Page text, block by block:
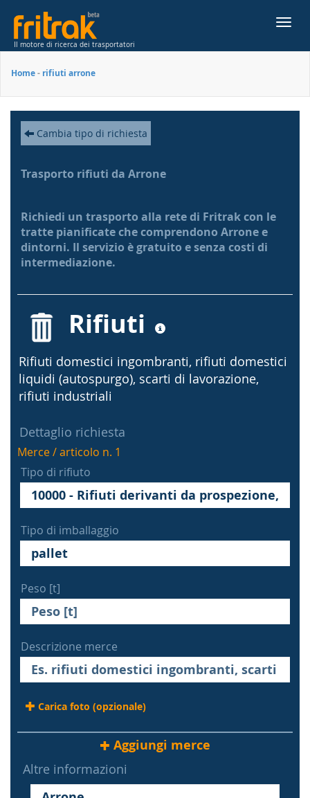
Il motore di ricerca dei trasportatori
Home- rifiuti arrone
Cambia tipo di richiesta
Trasporto rifiuti da Arrone
Richiedi un trasporto alla rete di Fritrak con le
tratte pianificate che comprendono Arrone e
dintorni. Il servizio è gratuito e senza costi di
intermediazione.
Rifiuti
Rifiuti domestici ingombranti, rifiuti domestici
liquidi (autospurgo), scarti di lavorazione,
rifiuti industriali
Dettaglio richiesta
Merce / articolo n. 1
Tipo di rifiuto
Tipo di imballaggio
Peso [t]
Descrizione merce
Carica foto (opzionale)
Aggiungi merce
Altre informazioni